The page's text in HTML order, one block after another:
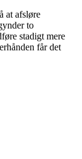
at afsløre
to
stadigt mere
får det